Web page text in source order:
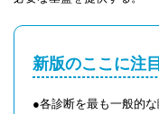
新版のここに注
●各診断を最も一般的